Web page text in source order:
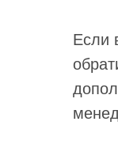
Если